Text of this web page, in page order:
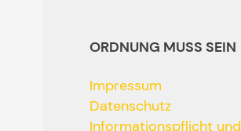
ORDNUNG MUSS SEIN
Impressum
Datenschutz
Informationspflicht und